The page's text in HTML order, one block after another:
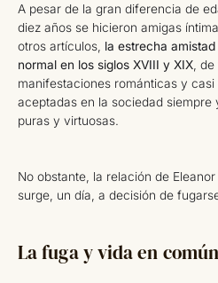
A pesar de la gran diferencia de
diez años se hicieron amigas
otros artículos, la estrecha
normal en los siglos XVIII y XIX ,
manifestaciones románticas y casi
aceptadas en la sociedad siempre
puras y virtuosas.
No obstante, la relación de
surge, un día, a decisión de
La fuga y vida en común